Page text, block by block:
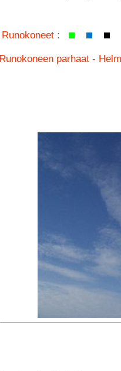
Runokoneet :
Runokoneen parhaat -